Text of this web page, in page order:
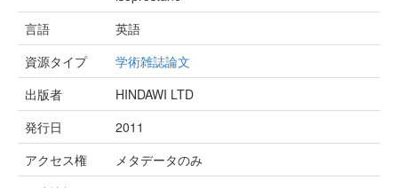
言語
英語
資源タイプ
学術雑誌論文
出版者
HINDAWI LTD
発行日
2011
アクセス権
メタデータのみ